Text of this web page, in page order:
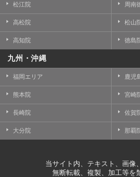
松江院 周南
高松院 松山
高知院 徳島
九州・沖縄
福岡エリア 鹿児
熊本院 宮崎
長崎院 佐賀
大分院 那覇
当サイト内、テキスト、画像
無断転載、複製、加工等を